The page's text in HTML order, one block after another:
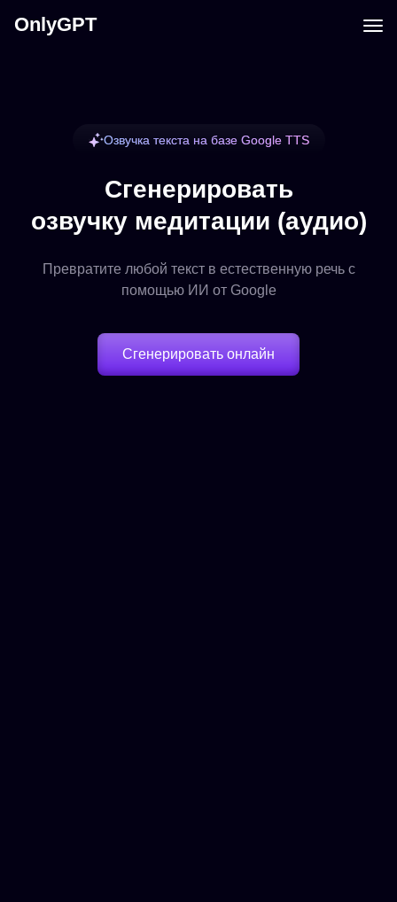
OnlyGPT
Озвучка текста на базе Google TTS
Сгенерировать
озвучку медитации (аудио)
Превратите любой текст в естественную речь с
помощью ИИ от Google
Сгенерировать онлайн